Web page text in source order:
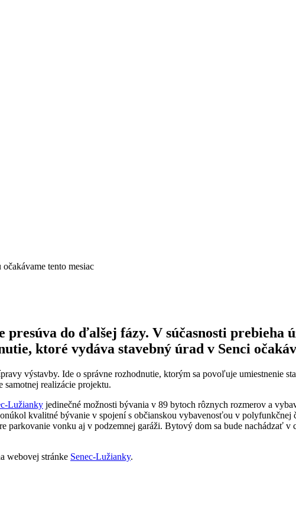
tento mesiac
do ďalšej fázy. V súčasnosti prebieha
ktoré vydáva stavebný úrad v Senci
výstavby. Ide o správne rozhodnutie, ktorým sa povoľuje umiestnenie
samotnej realizácie projektu.
Lužianky jedinečné možnosti bývania v 89 bytoch rôznych rozmerov a
kvalitné bývanie v spojení s občianskou vybavenosťou v
parkovanie vonku aj v podzemnej garáži. Bytový dom sa bude nachádzať
webovej stránke Senec-Lužianky.